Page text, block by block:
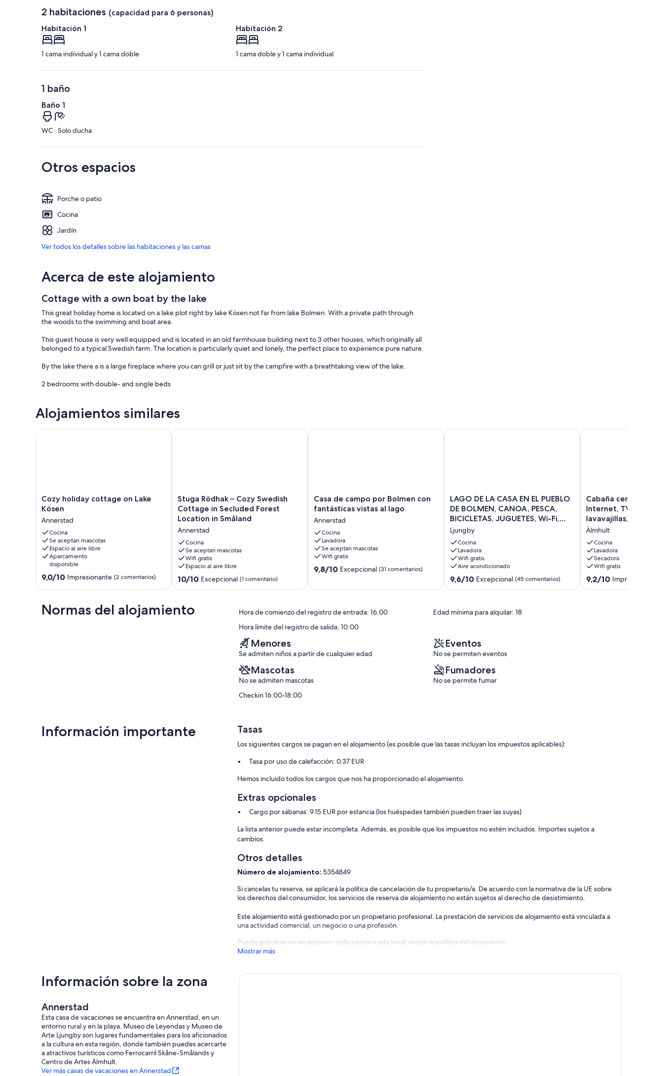
2 habitaciones (capacidad para 6 personas)
Habitación 1
1 cama individual y 1 cama doble
Habitación 2
1 cama doble y 1 cama individual
1 baño
Baño 1
WC · Solo ducha
Otros espacios
Porche o patio
Cocina
Jardín
Ver todos los detalles sobre las habitaciones y las camas
Acerca de este alojamiento
Cottage with a own boat by the lake
This great holiday home is located on a lake plot right by lake Kösen not far from lake Bolmen. With a private path through
the woods to the swimming and boat area.
This guest house is very well equipped and is located in an old farmhouse building next to 3 other houses, which originally all
belonged to a typical Swedish farm. The location is particularly quiet and lonely, the perfect place to experience pure nature.
By the lake there a is a large fireplace where you can grill or just sit by the campfire with a breathtaking view of the lake.
2 bedrooms with double- and single beds
Boat or boat motor available for hire.
Next neighbor is 100 meters away from the accommodation.
Alojamientos similares
Cozy
holiday
on
Lake
Kösen
Annerstad
Cozy holiday cottage on Lake
Kösen
Annerstad
Cocina
Se aceptan mascotas
Espacio al aire libre
Aparcamiento
disponible
9.0
(2 comentarios)
9,0/10 Impresionante (2 comentarios)
Cozy holiday cottage on Lake Kösen
Stuga
Rödhak
–
Cozy
Swedish
Cottage
in
Secluded
Forest
Location
Annerstad
Stuga Rödhak – Cozy Swedish
Cottage in Secluded Forest
Location in Småland
Annerstad
Cocina
Se aceptan mascotas
Wifi gratis
Espacio al aire libre
10.0
Excepcional,
(1 comentario)
10/10 Excepcional (1 comentario)
Stuga Rödhak – Cozy Swedish Cottage in Secluded Forest Location in Småland
Casa
de
por
Bolmen
con
fantásticas
vistas
al
Casa de campo por Bolmen con
fantásticas vistas al lago
Annerstad
Cocina
Lavadora
Se aceptan mascotas
Wifi gratis
9.8
9,8/10 Excepcional (31 comentarios)
Casa de campo por Bolmen con fantásticas vistas al lago
LAGO
DE
LA
CASA
EN
EL
PUEBLO
DE
BOLMEN,
CANOA,
Wi-
DE
HUÉSPEDES
Ljungby
LAGO DE LA CASA EN EL PUEBLO
DE BOLMEN, CANOA, PESCA,
BICICLETAS, JUGUETES, Wi-Fi,
CASAS DE HUÉSPEDES
Ljungby
Cocina
Lavadora
Wifi gratis
Aire acondicionado
9.6
(45 comentarios)
9,6/10 Excepcional (45 comentarios)
LAGO DE LA CASA EN EL PUEBLO DE BOLMEN, CANOA,
Cabaña
cerca
del
lago
en
barco,
Internet,
TV
vía
satélite,
Cabaña cerca del
Internet, TV vía
lavavajillas, horno ...
Älmhult
Cocina
Lavadora
Secadora
Wifi gratis
9.2
9,2/10 Impresionante
Cabaña cerca del lago
Normas del alojamiento Hora de comienzo del registro de entrada: 16:00
Edad mínima para alquilar: 18
Hora límite del registro de salida: 10:00
Menores
Se admiten niños a partir de cualquier edad
Eventos
No se permiten eventos
Mascotas
No se admiten mascotas
Fumadores
No se permite fumar
Checkin 16:00-18:00
Información importante Tasas
Los siguientes cargos se pagan en el alojamiento (es posible que las tasas incluyan los impuestos aplicables):
Tasa por uso de calefacción: 0.37 EUR
Hemos incluido todos los cargos que nos ha proporcionado el alojamiento.
Extras opcionales
Cargo por sábanas: 9.15 EUR por estancia (los huéspedes también pueden traer las suyas)
La lista anterior puede estar incompleta. Además, es posible que los impuestos no estén incluidos. Importes sujetos a
cambios.
Otros detalles
Número de alojamiento:5354849
Si cancelas tu reserva, se aplicará la política de cancelación de tu propietario/a. De acuerdo con la normativa de la UE sobre
los derechos del consumidor, los servicios de reserva de alojamiento no están sujetos al derecho de desistimiento.
Este alojamiento está gestionado por un propietario profesional. La prestación de servicios de alojamiento está vinculada a
una actividad comercial, un negocio o una profesión.
Puede aplicarse un recargo por cada persona adicional, según la política del alojamiento.
Mostrar más
Información sobre la zona
Annerstad
Esta casa de vacaciones se encuentra en Annerstad, en un
entorno rural y en la playa. Museo de Leyendas y Museo de
Arte Ljungby son lugares fundamentales para los aficionados
a la cultura en esta región, donde también puedes acercarte
a atractivos turísticos como Ferrocarril Skåne-Smålands y
Centro de Artes Älmhult.
Ver más casas de vacaciones en Annerstad